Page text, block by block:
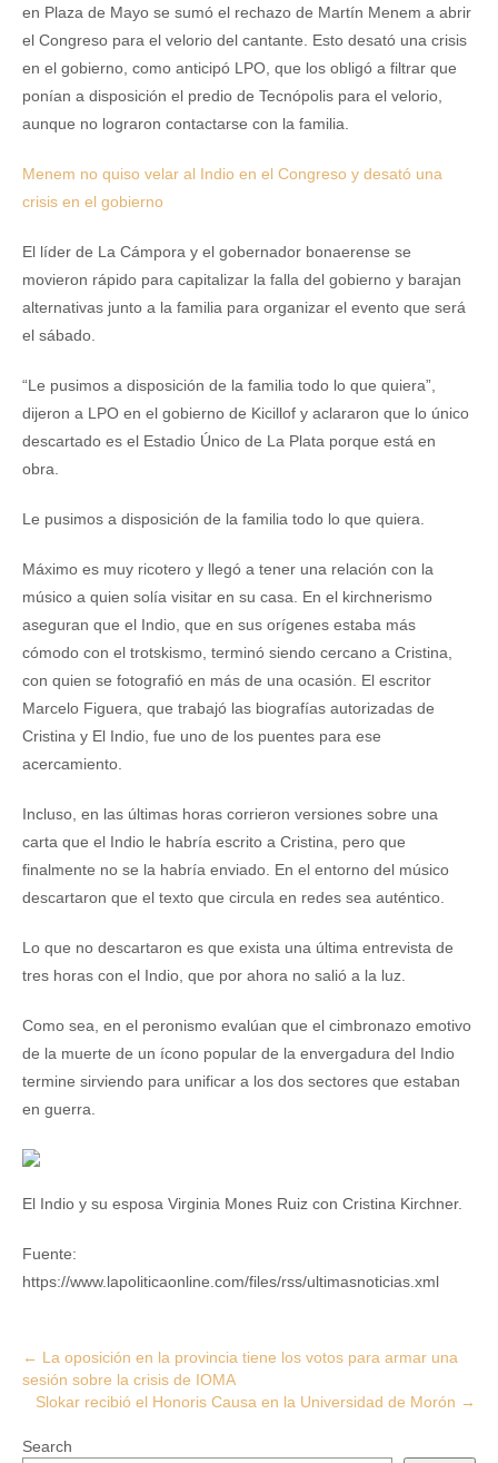
en Plaza de Mayo se sumó el rechazo de Martín Menem a abrir
el Congreso para el velorio del cantante. Esto desató una crisis
en el gobierno, como anticipó LPO, que los obligó a filtrar que
ponían a disposición el predio de Tecnópolis para el velorio,
aunque no lograron contactarse con la familia.
Menem no quiso velar al Indio en el Congreso y desató una
crisis en el gobierno
El líder de La Cámpora y el gobernador bonaerense se
movieron rápido para capitalizar la falla del gobierno y barajan
alternativas junto a la familia para organizar el evento que será
el sábado.
“Le pusimos a disposición de la familia todo lo que quiera”,
dijeron a LPO en el gobierno de Kicillof y aclararon que lo único
descartado es el Estadio Único de La Plata porque está en
obra.
Le pusimos a disposición de la familia todo lo que quiera.
Máximo es muy ricotero y llegó a tener una relación con la
músico a quien solía visitar en su casa. En el kirchnerismo
aseguran que el Indio, que en sus orígenes estaba más
cómodo con el trotskismo, terminó siendo cercano a Cristina,
con quien se fotografió en más de una ocasión. El escritor
Marcelo Figuera, que trabajó las biografías autorizadas de
Cristina y El Indio, fue uno de los puentes para ese
acercamiento.
Incluso, en las últimas horas corrieron versiones sobre una
carta que el Indio le habría escrito a Cristina, pero que
finalmente no se la habría enviado. En el entorno del músico
descartaron que el texto que circula en redes sea auténtico.
Lo que no descartaron es que exista una última entrevista de
tres horas con el Indio, que por ahora no salió a la luz.
Como sea, en el peronismo evalúan que el cimbronazo emotivo
de la muerte de un ícono popular de la envergadura del Indio
termine sirviendo para unificar a los dos sectores que estaban
en guerra.
El Indio y su esposa Virginia Mones Ruiz con Cristina Kirchner.
Fuente:
https://www.lapoliticaonline.com/files/rss/ultimasnoticias.xml
Post
navigation
← La oposición en la provincia tiene los votos para armar una
sesión sobre la crisis de IOMA
Slokar recibió el Honoris Causa en la Universidad de Morón →
Search